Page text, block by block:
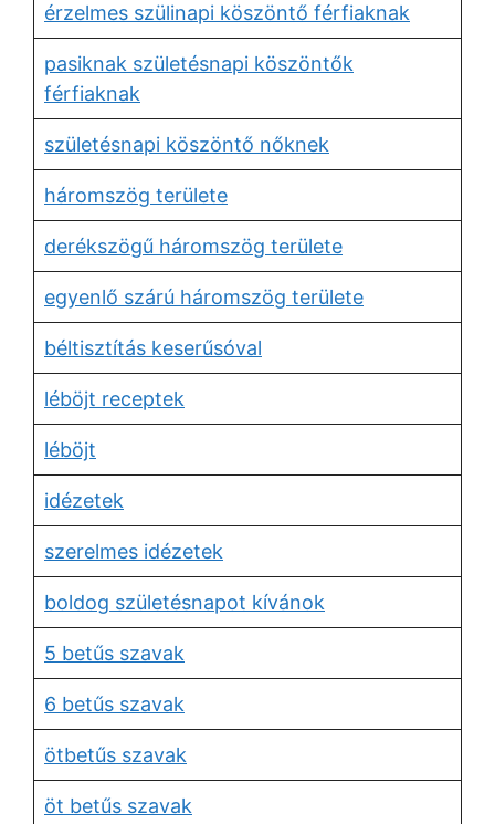
érzelmes szülinapi köszöntő férfiaknak
pasiknak születésnapi köszöntők
férfiaknak
születésnapi köszöntő nőknek
háromszög területe
derékszögű háromszög területe
egyenlő szárú háromszög területe
béltisztítás keserűsóval
léböjt receptek
léböjt
idézetek
szerelmes idézetek
boldog születésnapot kívánok
5 betűs szavak
6 betűs szavak
ötbetűs szavak
öt betűs szavak